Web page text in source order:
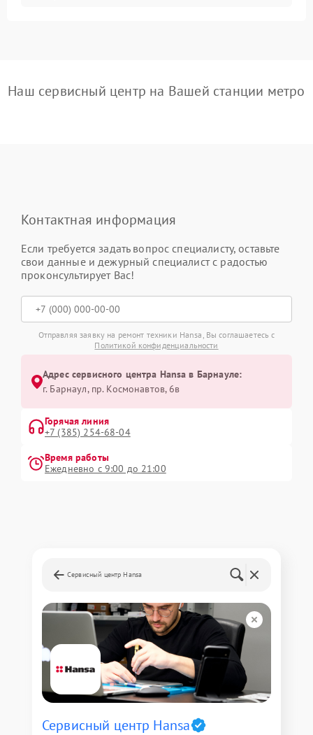
Наш сервисный центр на Вашей станции метро
Контактная информация
Если требуется задать вопрос специалисту, оставьте
свои данные и дежурный специалист с радостью
проконсультирует Вас!
Отправляя заявку на ремонт техники Hansa, Вы соглашаетесь с
Политикой конфиденциальности
Адрес сервисного центра Hansa в Барнауле:
г. Барнаул, ​пр. Космонавтов, 6в
Горячая линия
+7 (385) 254-68-04
Время работы
Ежедневно с 9:00 до 21:00
Сервисный центр Hansa
Сервисный центр Hansa